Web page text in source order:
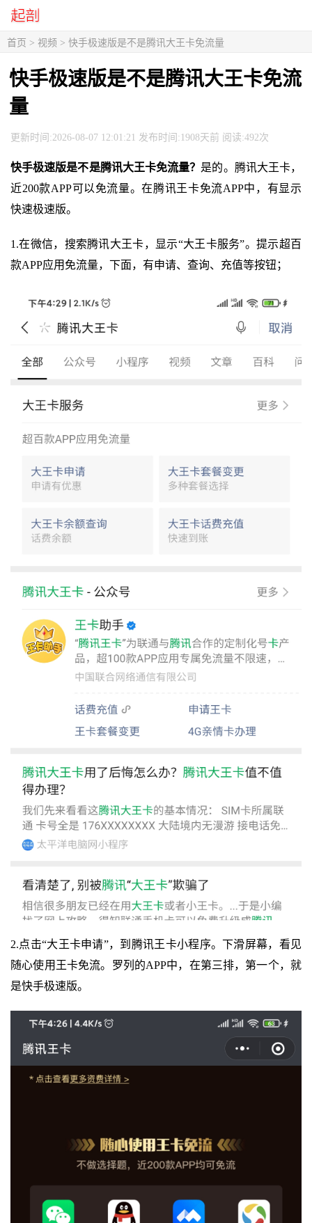
首页 > 视频 > 快手极速版是不是腾讯大王卡免流量
快手极速版是不是腾讯大王卡免流
量
更新时间:2026-08-07 12:01:21 发布时间:1908天前 阅读:492次
快手极速版是不是腾讯大王卡免流量？ 是的。腾讯大王卡，
近200款APP可以免流量。在腾讯王卡免流APP中，有显示
快速极速版。
1.在微信，搜索腾讯大王卡，显示“大王卡服务”。提示超百
款APP应用免流量，下面，有申请、查询、充值等按钮；
2.点击“大王卡申请”，到腾讯王卡小程序。下滑屏幕，看见
随心使用王卡免流。罗列的APP中，在第三排，第一个，就
是快手极速版。